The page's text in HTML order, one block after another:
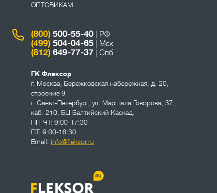
ОПТОВИКАМ
(800) 500-55-40 | РФ
(499) 504-04-65 | Мск
(812) 649-77-37 | Спб
ГК Флексор
г. Москва Бережковская набережная, д. 20,
строение 9
г. Санкт-Петербург, ул. Маршала Говорова, 37,
каб. 210, БЦ Балтийский Каскад.
ПН-ЧТ: 9:00-17:30
ПТ: 9:00-16:30
Email: info@fleksor.ru